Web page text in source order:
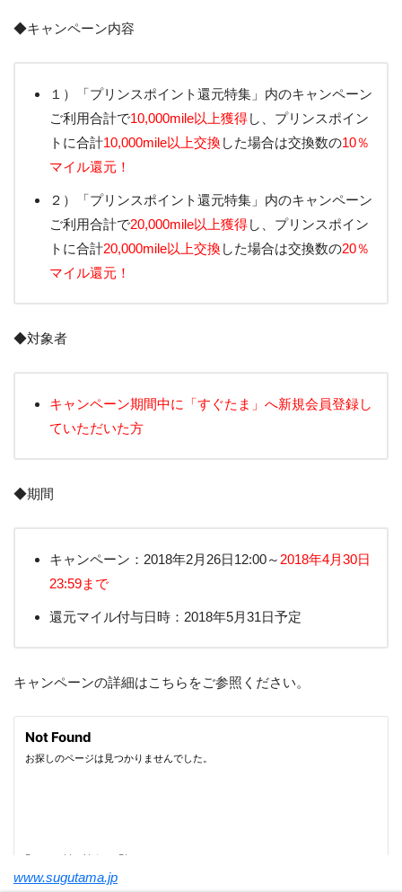
◆キャンペーン内容
１）「プリンスポイント還元特集」内のキャンペーン
ご利用合計で10,000mile以上獲得し、プリンスポイン
トに合計10,000mile以上交換した場合は交換数の10％
マイル還元！
２）「プリンスポイント還元特集」内のキャンペーン
ご利用合計で20,000mile以上獲得し、プリンスポイン
トに合計20,000mile以上交換した場合は交換数の20％
マイル還元！
◆対象者
キャンペーン期間中に「すぐたま」へ新規会員登録し
ていただいた方
◆期間
キャンペーン：2018年2月26日12:00～ 2018年4月30日
23:59まで
還元マイル付与日時：2018年5月31日予定
キャンペーンの詳細はこちらをご参照ください。
www.sugutama.jp